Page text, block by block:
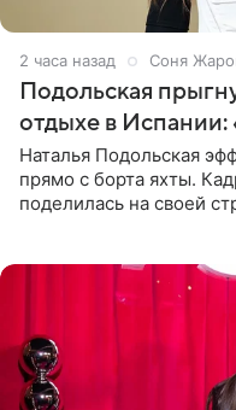
2 часа назад Соня
Подольская
отдыхе в Испании:
Наталья Подольская
прямо с борта яхты.
поделилась на своей